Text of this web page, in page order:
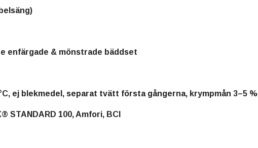
enfärgade & mönstrade bäddset
ej blekmedel, separat tvätt första gångerna, krympmån 3–5 %
STANDARD 100, Amfori, BCI